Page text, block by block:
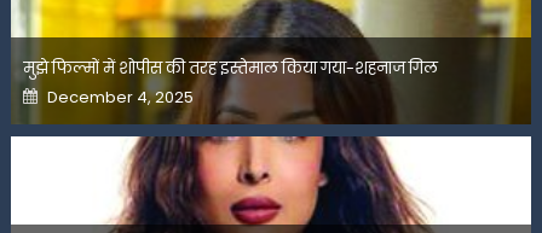
मुझे फिल्मों में शोपीस की तरह इस्तेमाल किया गया-शहनाज गिल
Posted
on
December 4, 2025